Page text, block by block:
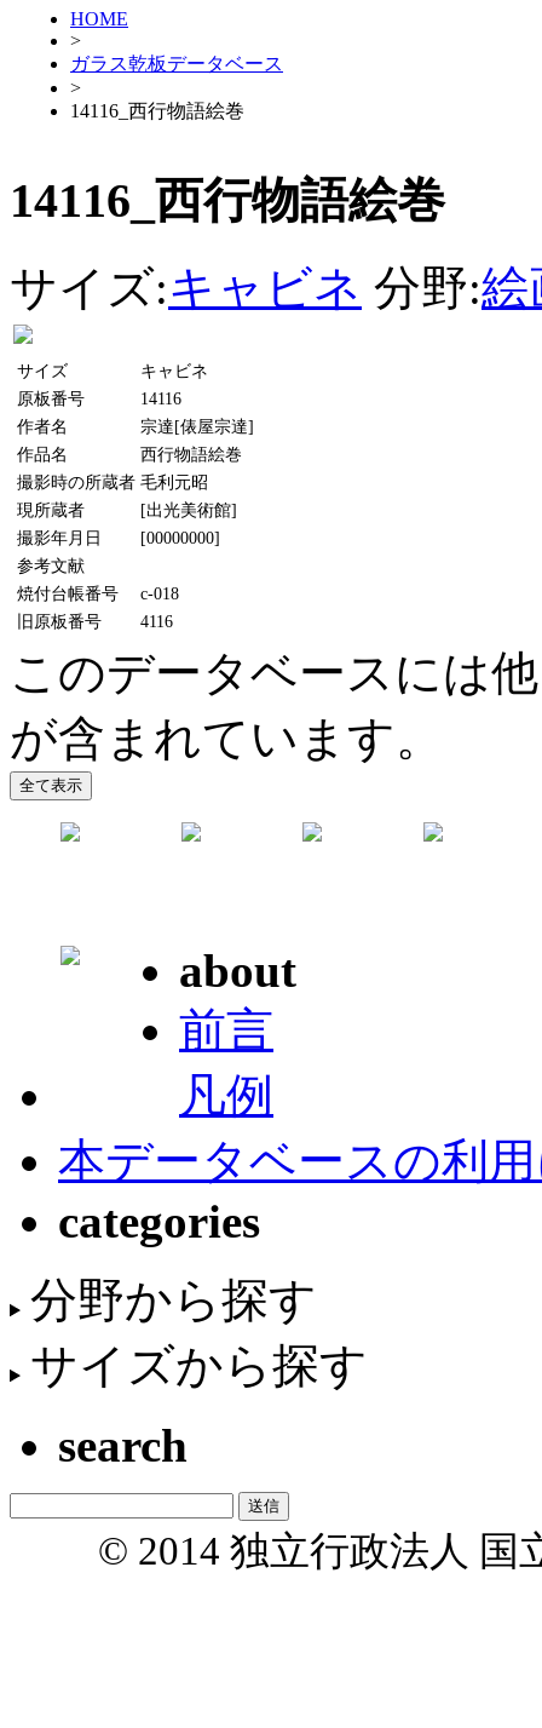
HOME
>
ガラス乾板データベース
>
14116_西行物語絵巻
14116_西行物語絵巻
サイズ:キャビネ 分野:絵
サイズ
キャビネ
原板番号
14116
作者名
宗達[俵屋宗達]
作品名
西行物語絵巻
撮影時の所蔵者 毛利元昭
現所蔵者
[出光美術館]
撮影年月日
[00000000]
参考文献
焼付台帳番号
c-018
旧原板番号
4116
このデータベースには
が含まれています。
about
前言
凡例
本データベースの利
categories
分野から探す
サイズから探す
search
© 2014 独立行政法人 国